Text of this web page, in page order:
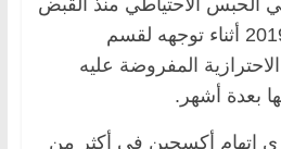
عليه يوم 22 سبتمبر 2019 أثناء توجهه لقسم
المفروضة عليه
بعدة أشهر.
اتهام أكسجين في أكثر من